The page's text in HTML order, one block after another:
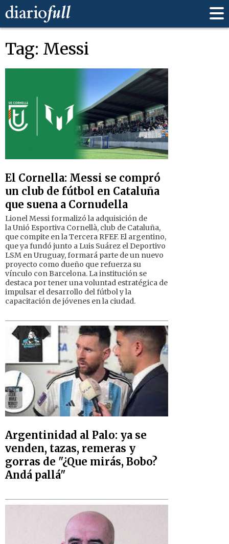
Tag: Messi
El Cornella: Messi se compró
un club de fútbol en Cataluña
que suena a Cornudella
Lionel Messi formalizó la adquisición de
la Unió Esportiva Cornellà, club de Cataluña,
que compite en la Tercera RFEF. El argentino,
que ya fundó junto a Luis Suárez el Deportivo
LSM en Uruguay, formará parte de un nuevo
proyecto como dueño que refuerza su
vínculo con Barcelona. La institución se
destaca por tener una voluntad estratégica de
impulsar el desarrollo del fútbol y la
capacitación de jóvenes en la ciudad.
Argentinidad al Palo: ya se
venden, tazas, remeras y
gorras de "¿Que mirás, Bobo?
Andá pallá"